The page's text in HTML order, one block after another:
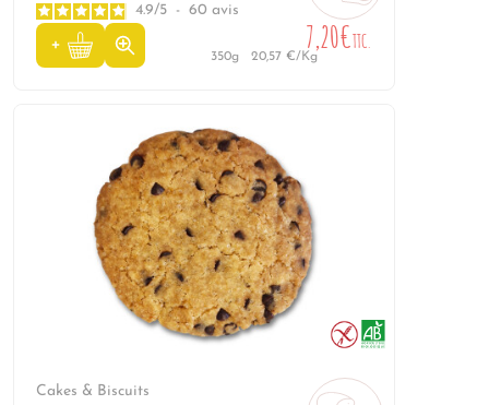
4.9/5 - 60 avis
7,20€TTC.
350g 20,57 €/Kg
Cakes & Biscuits